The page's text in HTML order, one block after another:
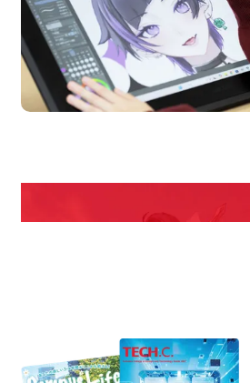
Campus